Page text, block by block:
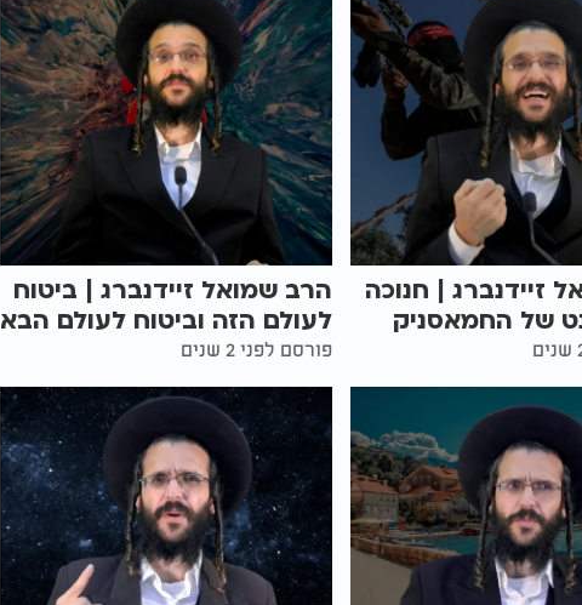
זיידנברג | חנוכה
של החמאסניק
הרב שמואל זיידנברג | ביטוח
לעולם הזה וביטוח לעולם הבא
פורסם לפני 2 שנים